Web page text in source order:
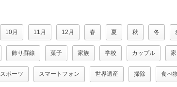
10月 11月 12月 春 夏 秋 冬
飾り罫線 菓子 家族 学校 カップル
スポーツ スマートフォン 世界遺産 掃除 食べ